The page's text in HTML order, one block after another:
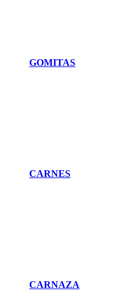
GOMITAS
CARNES
CARNAZA